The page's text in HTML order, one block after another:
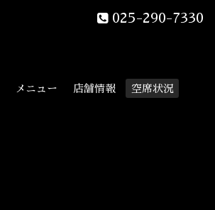
025-290-7330
メニュー 店舗情報
空席状況